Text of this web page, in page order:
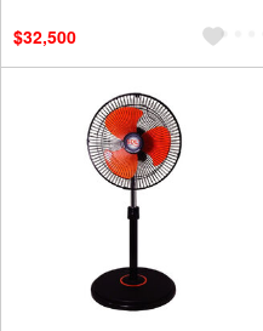
及使用6期以上分期0利率,需付
基本安裝運費)
$32,500